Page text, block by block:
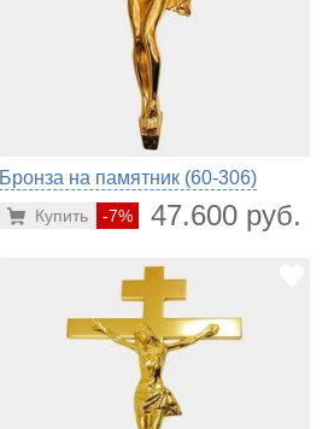
Бронза на памятник (60-306)
-7% 47.600 руб.
Купить